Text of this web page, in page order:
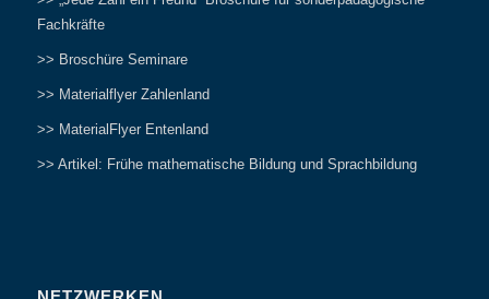
Fachkräfte
>> Broschüre Seminare
>> Materialflyer Zahlenland
>> MaterialFlyer Entenland
>> Artikel: Frühe mathematische Bildung und Sprachbildung